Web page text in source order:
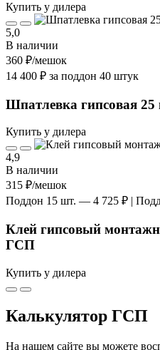
Купить у дилера
5,0
В наличии
360 ₽/мешок
14 400 ₽ за поддон 40 штук
Шпатлевка гипсовая 25
Купить у дилера
4,9
В наличии
315 ₽/мешок
Поддон 15 шт. — 4 725 ₽ |
Клей гипсовый
ГСП
Купить у дилера
Калькулятор ГСП
На нашем сайте вы можете